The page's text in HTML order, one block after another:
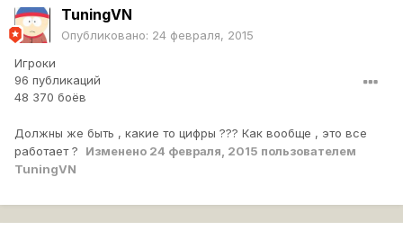
TuningVN
Опубликовано: 24 февраля, 2015
Игроки
96 публикаций
48 370 боёв
Должны же быть , какие то цифры ??? Как вообще , это все
работает ? Изменено 24 февраля, 2015 пользователем
TuningVN